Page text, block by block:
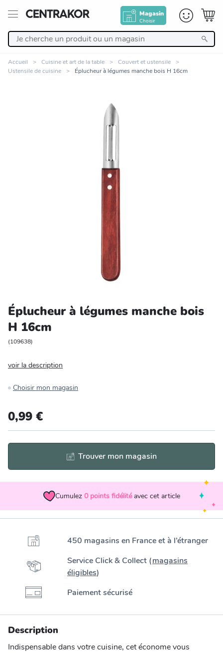
Magasin
Choisir
Cuisine et art de la table
Salle de bain et beauté
Entretien et rangement
Bricolage et auto
Jardin et plein air
Accueil Cuisine et art de la table
Couvert et ustensile
Ustensile de cuisine
Éplucheur à légumes manche bois H 16cm
Éplucheur à légumes manche bois
H 16cm
(109638)
voir la description
Choisir mon magasin
0,99 €
Trouver mon magasin
Cumulez 0 points fidélité avec cet article
450 magasins en France et à l’étranger
Service Click & Collect (magasins
éligibles)
Paiement sécurisé
Description
Indispensable dans votre cuisine, cet économe vous